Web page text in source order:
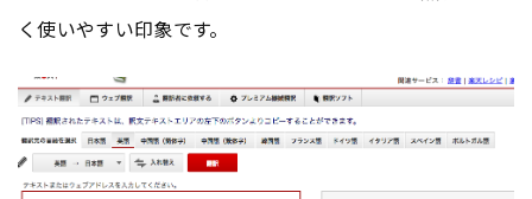
く使いやすい印象です。